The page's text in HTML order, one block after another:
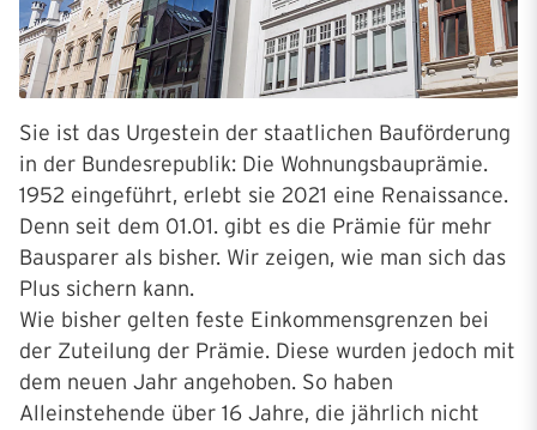
Sie ist das Urgestein der staatlichen Bauförderung
in der Bundesrepublik: Die Wohnungsbauprämie.
1952 eingeführt, erlebt sie 2021 eine Renaissance.
Denn seit dem 01.01. gibt es die Prämie für mehr
Bausparer als bisher. Wir zeigen, wie man sich das
Plus sichern kann.
Wie bisher gelten feste Einkommensgrenzen bei
der Zuteilung der Prämie. Diese wurden jedoch mit
dem neuen Jahr angehoben. So haben
Alleinstehende über 16 Jahre, die jährlich nicht